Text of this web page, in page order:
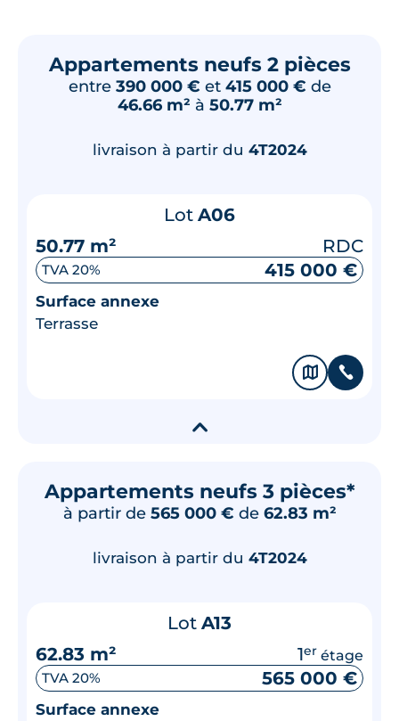
Appartements neufs 2 pièces
entre 390 000 € et 415 000 € de
46.66 m² à 50.77 m²
livraison à partir du 4T2024
Lot A06
50.77 m²
RDC
TVA 20% 415 000 €
Surface annexe
Terrasse
🗞 📞
▾
Appartements neufs 3 pièces*
à partir de 565 000 € de 62.83 m²
livraison à partir du 4T2024
Lot A13
62.83 m²
1er étage
TVA 20% 565 000 €
Surface annexe